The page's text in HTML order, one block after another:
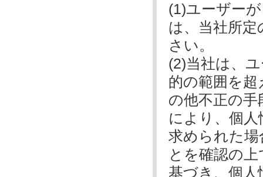
(1)ユーザー
は、当社所
さい。
(2)当社は、
的の範囲を
の他不正の
により、個
求められた
とを確認の
基づき、個